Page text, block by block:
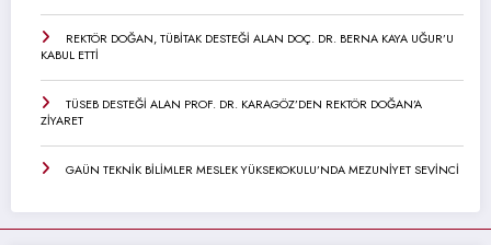
REKTÖR DOĞAN, TÜBİTAK DESTEĞİ ALAN DOÇ. DR. BERNA KAYA UĞUR’U
KABUL ETTİ
TÜSEB DESTEĞİ ALAN PROF. DR. KARAGÖZ’DEN REKTÖR DOĞAN’A
ZİYARET
GAÜN TEKNİK BİLİMLER MESLEK YÜKSEKOKULU’NDA MEZUNİYET SEVİNCİ